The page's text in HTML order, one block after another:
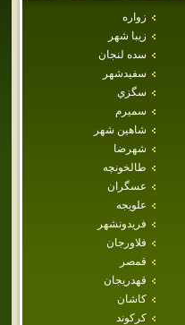
زواره
زيبا شهر
سده لنجان
سفيدشهر
سگزي
سميرم
شاهين شهر
شهرضا
طالخونچه
عسگران
علويجه
فريدونشهر
فلاورجان
قمصر
قهدريجان
كاشان
كركوند